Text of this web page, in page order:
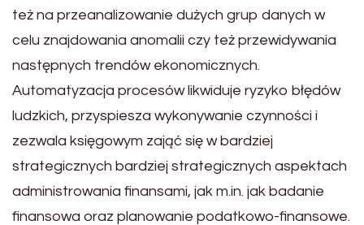
też na przeanalizowanie dużych grup danych w
celu znajdowania anomalii czy też przewidywania
następnych trendów ekonomicznych.
Automatyzacja procesów likwiduje ryzyko błędów
ludzkich, przyspiesza wykonywanie czynności i
zezwala księgowym zająć się w bardziej
strategicznych bardziej strategicznych aspektach
administrowania finansami, jak m.in. jak badanie
finansowa oraz planowanie podatkowo-finansowe.